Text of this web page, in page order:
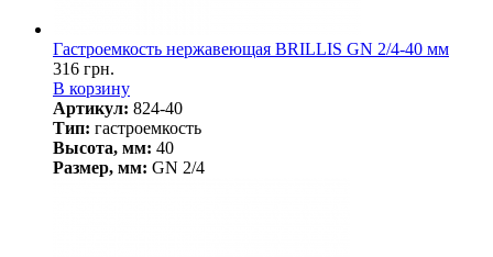
Гастроемкость нержавеющая BRILLIS GN 2/4-40 мм
316 грн.
В корзину
Артикул: 824-40
Тип: гастроемкость
Высота, мм: 40
Размер, мм: GN 2/4